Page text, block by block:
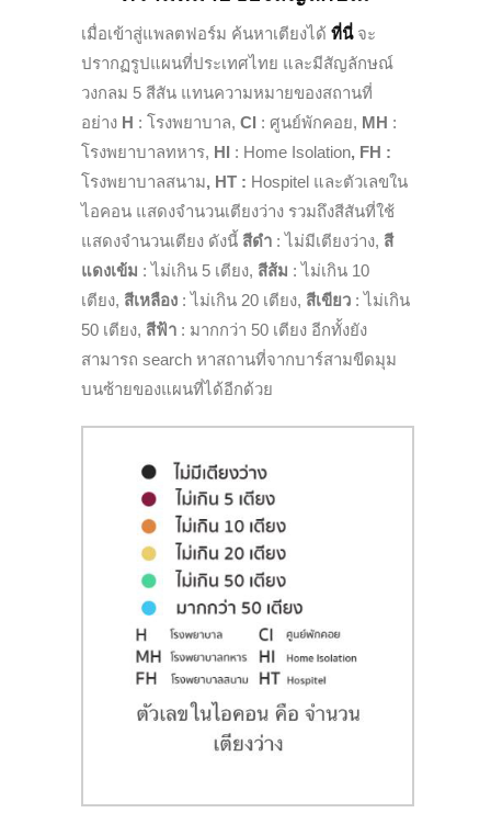
เมื่อเข้าสู่แพลตฟอร์ม ค้นหาเตียงได้ ที่นี่จะ
ปรากฏรูปแผนที่ประเทศไทย และมีสัญลักษณ์
วงกลม 5 สีสัน แทนความหมายของสถานที่
อย่าง H : โรงพยาบาล, CI : ศูนย์พักคอย, MH :
โรงพยาบาลทหาร, HI : Home Isolation, FH :
โรงพยาบาลสนาม, HT : Hospitel และตัวเลขใน
ไอคอน แสดงจำนวนเตียงว่าง รวมถึงสีสันที่ใช้
แสดงจำนวนเตียง ดังนี้ สีดำ : ไม่มีเตียงว่าง, สี
แดงเข้ม : ไม่เกิน 5 เตียง, สีส้ม : ไม่เกิน 10
เตียง, สีเหลือง : ไม่เกิน 20 เตียง, สีเขียว : ไม่เกิน
50 เตียง, สีฟ้า : มากกว่า 50 เตียง อีกทั้งยัง
สามารถ search หาสถานที่จากบาร์สามขีดมุม
บนซ้ายของแผนที่ได้อีกด้วย